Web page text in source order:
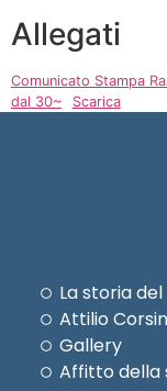
Allegati
Comunicato Stampa
dal 30~
Scarica
La storia
Attilio
Gallery
Affitto della